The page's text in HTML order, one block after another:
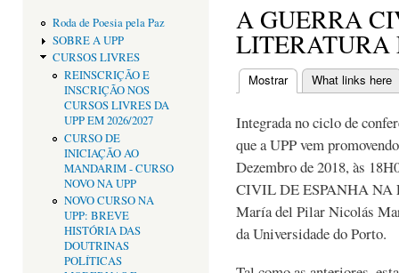
Roda de Poesia pela Paz
SOBRE A UPP
CURSOS LIVRES
REINSCRIÇÃO E
INSCRIÇÃO NOS
CURSOS LIVRES DA
UPP EM 2026/2027
CURSO DE
INICIAÇÃO AO
MANDARIM - CURSO
NOVO NA UPP
NOVO CURSO NA
UPP: BREVE
HISTÓRIA DAS
DOUTRINAS
POLÍTICAS
A GUERRA
LITERATURA
Separadores
Mostrar(separador ativo)
What links here
Integrada no ciclo de
que a UPP vem
Dezembro de 2018, às
CIVIL DE ESPANHA NA
María del Pilar Nicolás
da Universidade do Porto.